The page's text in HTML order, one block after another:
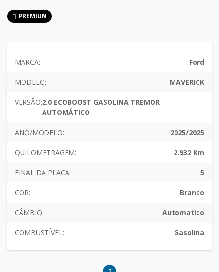
PREMIUM
MARCA: Ford
MODELO: MAVERICK
VERSÃO:2.0 ECOBOOST GASOLINA TREMOR
AUTOMÁTICO
ANO/MODELO: 2025/2025
QUILOMETRAGEM: 2.932 Km
FINAL DA PLACA: 5
COR: Branco
CÂMBIO: Automatico
COMBUSTÍVEL: Gasolina